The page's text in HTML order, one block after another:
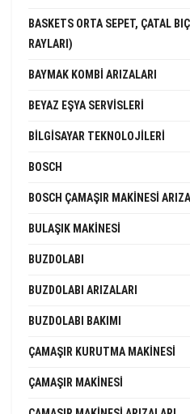
BASKETS ORTA SEPET, ÇATAL
RAYLARI)
BAYMAK KOMBI ARIZALARI
BEYAZ EŞYA SERVISLERI
BILGISAYAR TEKNOLOJILERI
BOSCH
BOSCH ÇAMAŞIR MAKINESI
BULAŞIK MAKINESI
BUZDOLABI
BUZDOLABI ARIZALARI
BUZDOLABI BAKIMI
ÇAMAŞIR KURUTMA MAKINESI
ÇAMAŞIR MAKINESI